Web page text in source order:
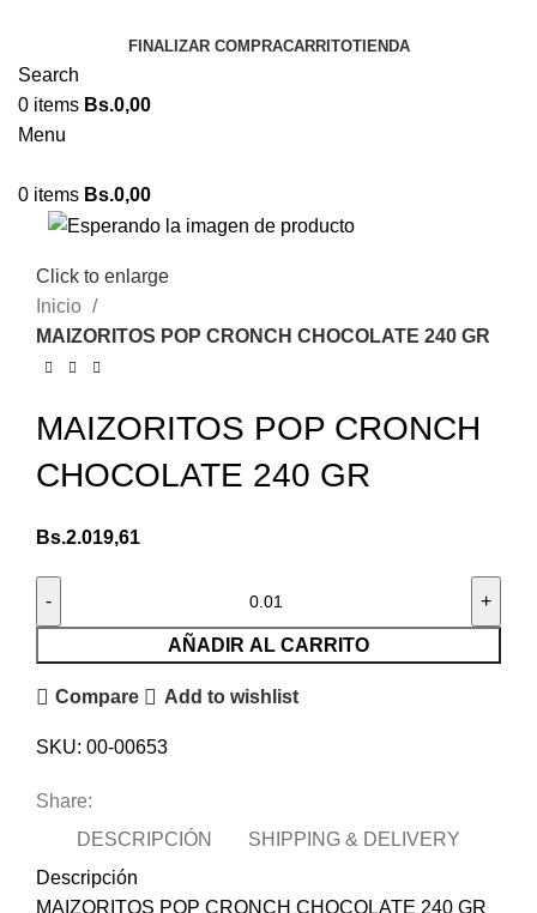
FINALIZAR COMPRACARRITOTIENDA
Search
0 items Bs.0,00
Menu
0 items Bs.0,00
Click to enlarge
Inicio
MAIZORITOS POP CRONCH CHOCOLATE 240 GR
MAIZORITOS POP CRONCH
CHOCOLATE 240 GR
Bs.2.019,61
AÑADIR AL CARRITO
Compare Add to wishlist
SKU: 00-00653
Share:
DESCRIPCIÓN
SHIPPING & DELIVERY
Descripción
MAIZORITOS POP CRONCH CHOCOLATE 240 GR